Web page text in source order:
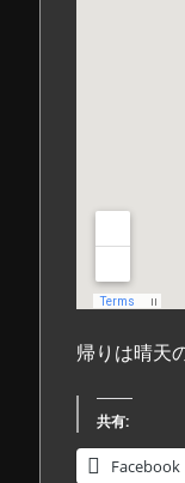
帰りは晴天
共有:
Facebook